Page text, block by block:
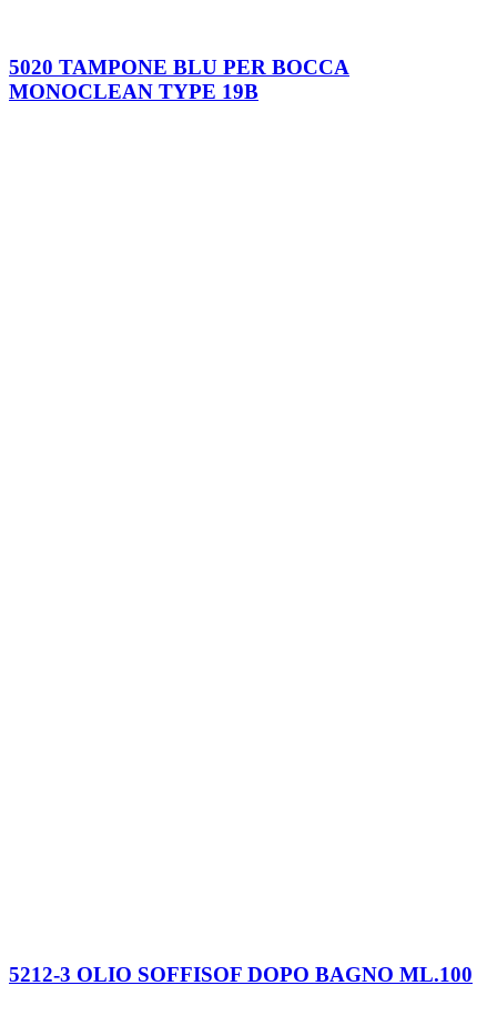
5020 TAMPONE BLU PER BOCCA
MONOCLEAN TYPE 19B
5212-3 OLIO SOFFISOF DOPO BAGNO ML.100